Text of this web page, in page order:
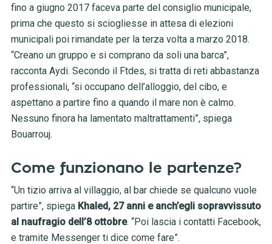
fino a giugno 2017 faceva parte del consiglio municipale,
prima che questo si sciogliesse in attesa di elezioni
municipali poi rimandate per la terza volta a marzo 2018.
“Creano un gruppo e si comprano da soli una barca”,
racconta Aydi. Secondo il Ftdes, si tratta di reti abbastanza
professionali, “si occupano dell’alloggio, del cibo, e
aspettano a partire fino a quando il mare non è calmo.
Nessuno finora ha lamentato maltrattamenti”, spiega
Bouarrouj.
Come funzionano le partenze?
“Un tizio arriva al villaggio, al bar chiede se qualcuno vuole
partire”, spiega Khaled, 27 anni e anch’egli sopravvissuto
al naufragio dell’8 ottobre. “Poi lascia i contatti Facebook,
e tramite Messenger ti dice come fare”.